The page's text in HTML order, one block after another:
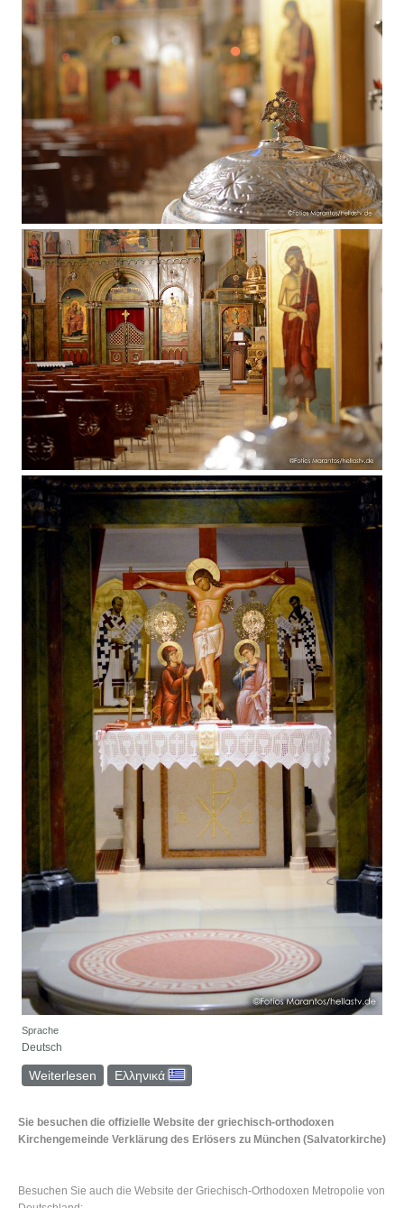
Sprache
Deutsch
Weiterlesen über Unsere Kirche
Ελληνικά
Sie besuchen die offizielle Website der griechisch-orthodoxen
Kirchengemeinde Verklärung des Erlösers zu München (Salvatorkirche)
Besuchen Sie auch die Website der Griechisch-Orthodoxen Metropolie von